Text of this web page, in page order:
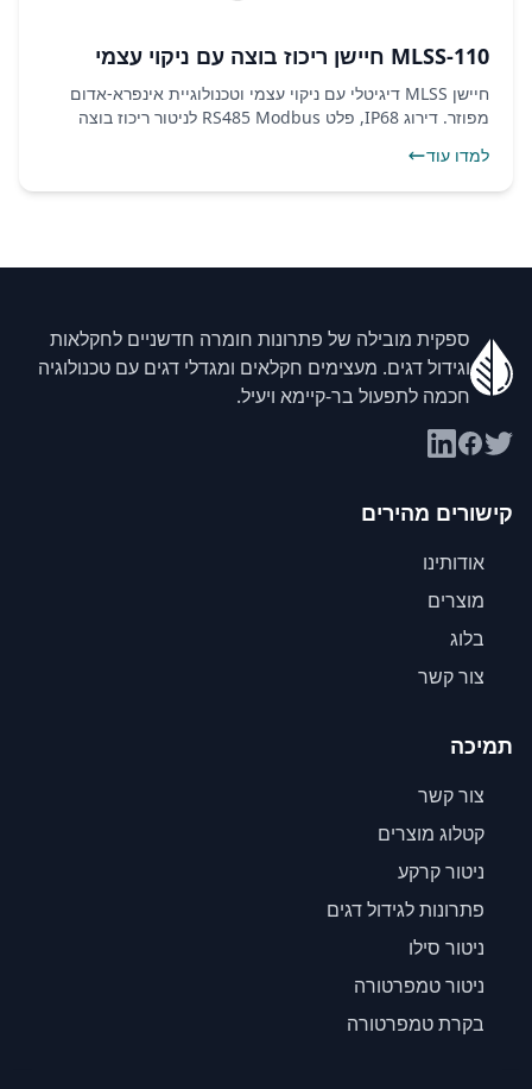
MLSS-110 חיישן ריכוז בוצה עם ניקוי עצמי
חיישן MLSS דיגיטלי עם ניקוי עצמי וטכנולוגיית אינפרא-אדום
מפוזר. דירוג IP68, פלט RS485 Modbus לניטור ריכוז בוצה
למדו עוד
ספקית מובילה של פתרונות חומרה חדשניים לחקלאות
וגידול דגים. מעצימים חקלאים ומגדלי דגים עם טכנולוגיה
חכמה לתפעול בר-קיימא ויעיל.
קישורים מהירים
אודותינו
מוצרים
בלוג
צור קשר
תמיכה
צור קשר
קטלוג מוצרים
ניטור קרקע
פתרונות לגידול דגים
ניטור סילו
ניטור טמפרטורה
בקרת טמפרטורה